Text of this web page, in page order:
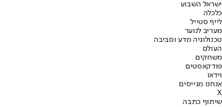
ישראל השבוע
כלכלה
לייף סטייל
מעריב לנוער
טכנולוגיה מדע וסביבה
העולם
משחקים
פודקאסטים
וידאו
אנחנו מגייסים
X
שיתוף כתבה